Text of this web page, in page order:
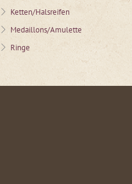
Ketten/Halsreifen
Medaillons/Amulette
Ringe